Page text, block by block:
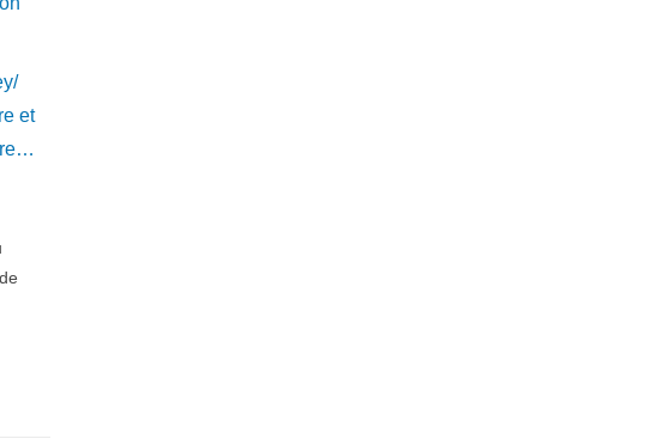
et